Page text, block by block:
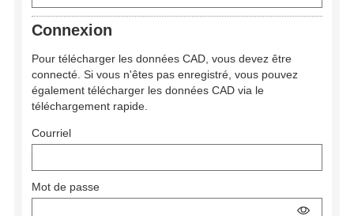
Connexion
Pour télécharger les données CAD, vous devez être
connecté. Si vous n'êtes pas enregistré, vous pouvez
également télécharger les données CAD via le
téléchargement rapide.
Courriel
Mot de passe